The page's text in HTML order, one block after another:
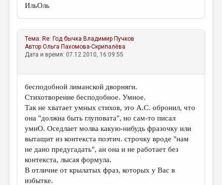
ИльОль
Тема: Re: Год бычка Владимир Пучков
АвторОльга Пахомова-Скрипалёва
Дата и время: 07.12.2010, 16:09:55
бесподобной лиманской дворняги.
Стихотворение бесподобное. Умное.
Так не хватает умных стихов, это А.С. обронил, что
она "должна быть глуповата", но сам-то писал
умнО. Оседлает молва какую-нибудь фразочку или
вытащит из контекста поэтич. строчку вроде "нам
не дано предугадать", ан она и не работает без
контекста, лысая формула.
В отличие от крылатых фраз, которых у Вас в
избытке.